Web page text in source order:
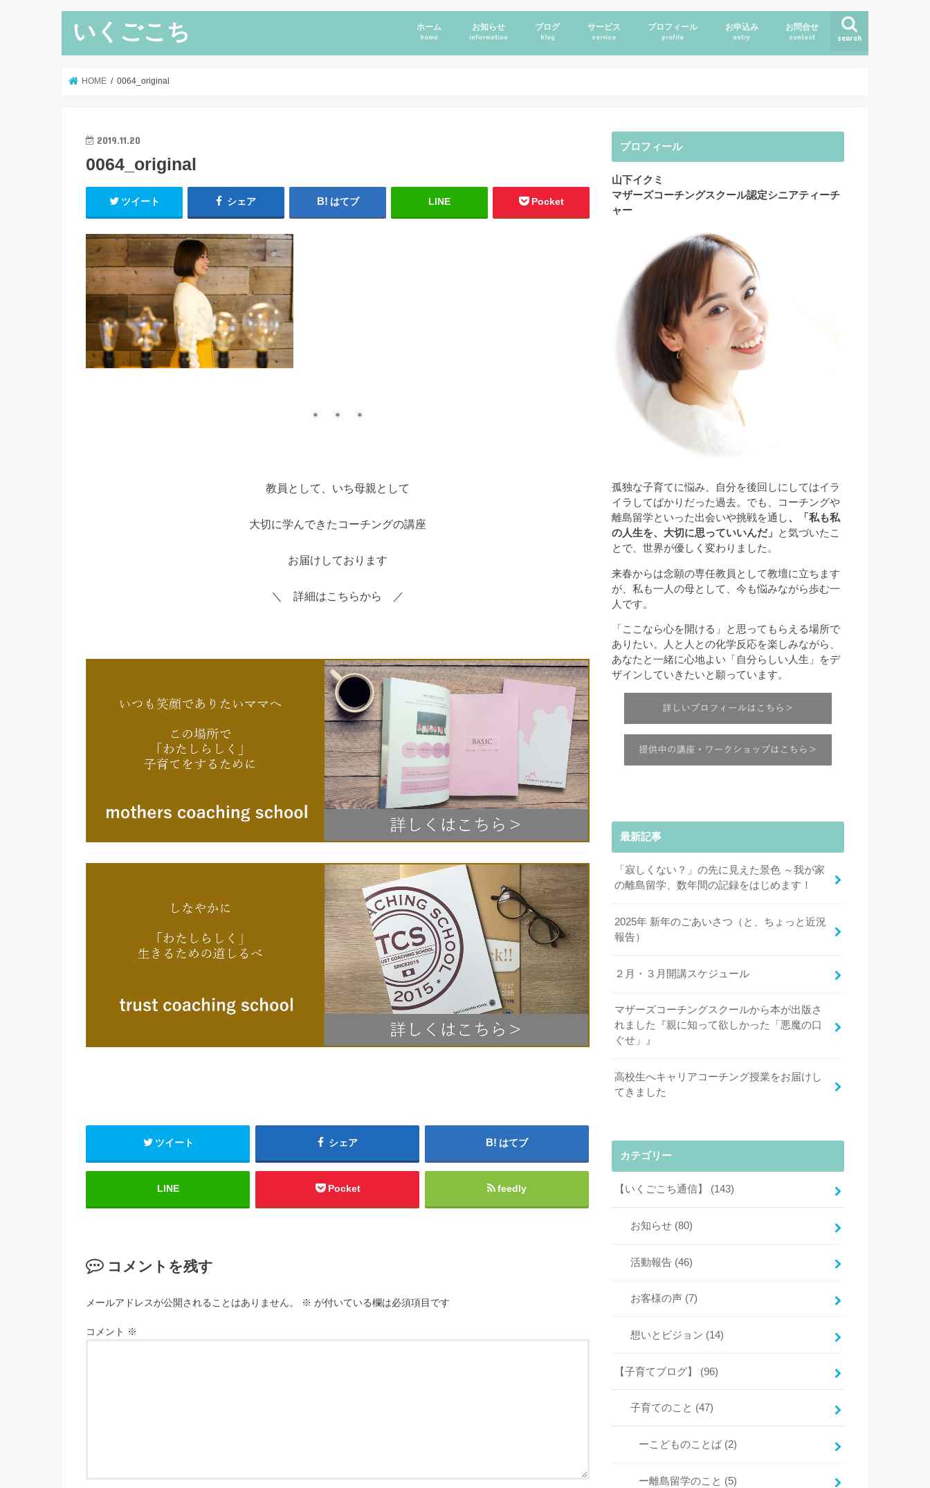
いくごこち search
ホーム
home
お知らせ
information
ブログ
blog
サービス
service
プロフィール
profile
お申込み
entry
お問合せ
contact
HOME 0064_original
2019.11.20
0064_original
ツイート シェア はてブ LINE Pocket
＊ ＊ ＊
教員として、いち母親として
大切に学んできたコーチングの講座
お届けしております
＼ 詳細はこちらから ／
ツイート シェア はてブ
LINE Pocket feedly
コメントを残す
メールアドレスが公開されることはありません。 ※ が付いている欄は必須項目です
コメント ※
プロフィール
山下イクミ
マザーズコーチングスクール認定シニアティーチ
ャー
孤独な子育てに悩み、自分を後回しにしてはイラ
イラしてばかりだった過去。でも、コーチングや
離島留学といった出会いや挑戦を通し、「私も私
の人生を、大切に思っていいんだ」
と気づいたこ
とで、世界が優しく変わりました。
来春からは念願の専任教員として教壇に立ちます
が、私も一人の母として、今も悩みながら歩む一
人です。
「ここなら心を開ける」と思ってもらえる場所で
ありたい。人と人との化学反応を楽しみながら、
あなたと一緒に心地よい「自分らしい人生」をデ
ザインしていきたいと願っています。
最新記事
「寂しくない？」の先に見えた景色 ～我が家
の離島留学、数年間の記録をはじめます！
2025年 新年のごあいさつ（と、ちょっと近況
報告）
２月・３月開講スケジュール
マザーズコーチングスクールから本が出版さ
れました『親に知って欲しかった「悪魔の口
ぐせ」』
高校生へキャリアコーチング授業をお届けし
てきました
カテゴリー
【いくごこち通信】 (143)
お知らせ (80)
活動報告 (46)
お客様の声 (7)
想いとビジョン (14)
【子育てブログ】 (96)
子育てのこと (47)
ーこどものことば (2)
ー離島留学のこと (5)